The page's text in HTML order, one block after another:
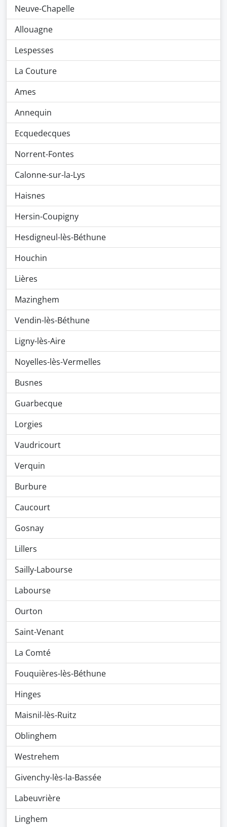
Neuve-Chapelle
Allouagne
Lespesses
La Couture
Ames
Annequin
Ecquedecques
Norrent-Fontes
Calonne-sur-la-Lys
Haisnes
Hersin-Coupigny
Hesdigneul-lès-Béthune
Houchin
Lières
Mazinghem
Vendin-lès-Béthune
Ligny-lès-Aire
Noyelles-lès-Vermelles
Busnes
Guarbecque
Lorgies
Vaudricourt
Verquin
Burbure
Caucourt
Gosnay
Lillers
Sailly-Labourse
Labourse
Ourton
Saint-Venant
La Comté
Fouquières-lès-Béthune
Hinges
Maisnil-lès-Ruitz
Oblinghem
Westrehem
Givenchy-lès-la-Bassée
Labeuvrière
Linghem